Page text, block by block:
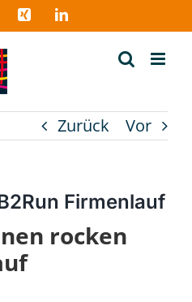
Xing LinkedIn
Zurück Vor
Firmenlauf
rocken